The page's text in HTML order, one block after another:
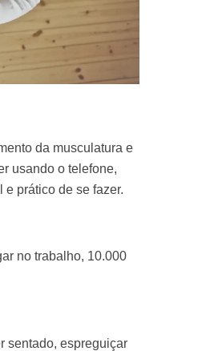
da musculatura e
usando o telefone,
prático de se fazer.
no trabalho, 10.000
sentado, espreguiçar